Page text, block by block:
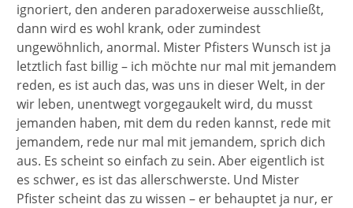
ignoriert, den anderen paradoxerweise ausschließt,
dann wird es wohl krank, oder zumindest
ungewöhnlich, anormal. Mister Pfisters Wunsch ist ja
letztlich fast billig – ich möchte nur mal mit jemandem
reden, es ist auch das, was uns in dieser Welt, in der
wir leben, unentwegt vorgegaukelt wird, du musst
jemanden haben, mit dem du reden kannst, rede mit
jemandem, rede nur mal mit jemandem, sprich dich
aus. Es scheint so einfach zu sein. Aber eigentlich ist
es schwer, es ist das allerschwerste. Und Mister
Pfister scheint das zu wissen – er behauptet ja nur, er